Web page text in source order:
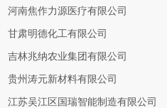
河南焦作力源医疗有限公司
甘肃明德化工有限公司
吉林兆纳农业集团有限公司
贵州涛元新材料有限公司
江苏吴江区国瑞智能制造有限公司